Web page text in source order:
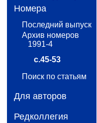
Номера
Последний выпуск
Архив номеров
1991-4
с.45-53
Поиск по статьям
Для авторов
Редколлегия